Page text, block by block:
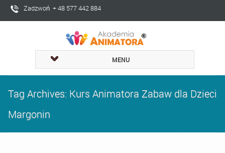
Zadzwoń + 48 577 442 884
MENU
Tag Archives: Kurs Animatora Zabaw dla Dzieci
Margonin